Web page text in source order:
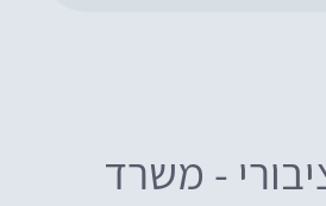
- משרד